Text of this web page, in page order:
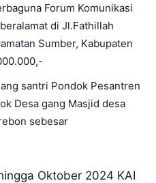
Forum Komunikasi
di Jl.Fathillah
Sumber, Kabupaten
santri Pondok Pesantren
Desa gang Masjid desa
sebesar
Oktober 2024 KAI